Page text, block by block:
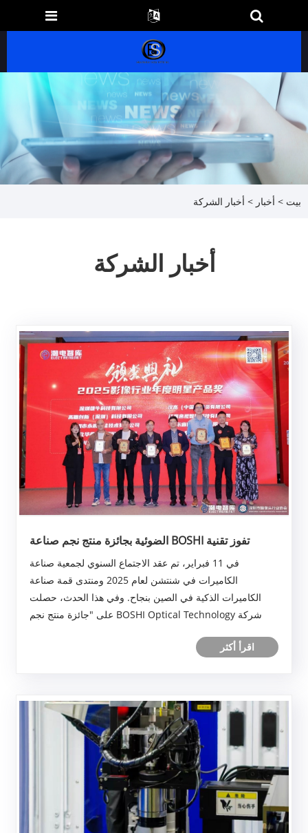
بيت > أخبار > أخبار الشركة
أخبار الشركة
تفوز تقنية BOSHI الضوئية بجائزة منتج نجم صناعة
في 11 فبراير، تم عقد الاجتماع السنوي لجمعية صناعة
الكاميرات في شنتشن لعام 2025 ومنتدى قمة صناعة
الكاميرات الذكية في الصين بنجاح. وفي هذا الحدث، حصلت
شركة BOSHI Optical Technology على "جائزة منتج نجم
اقرأ أكثر